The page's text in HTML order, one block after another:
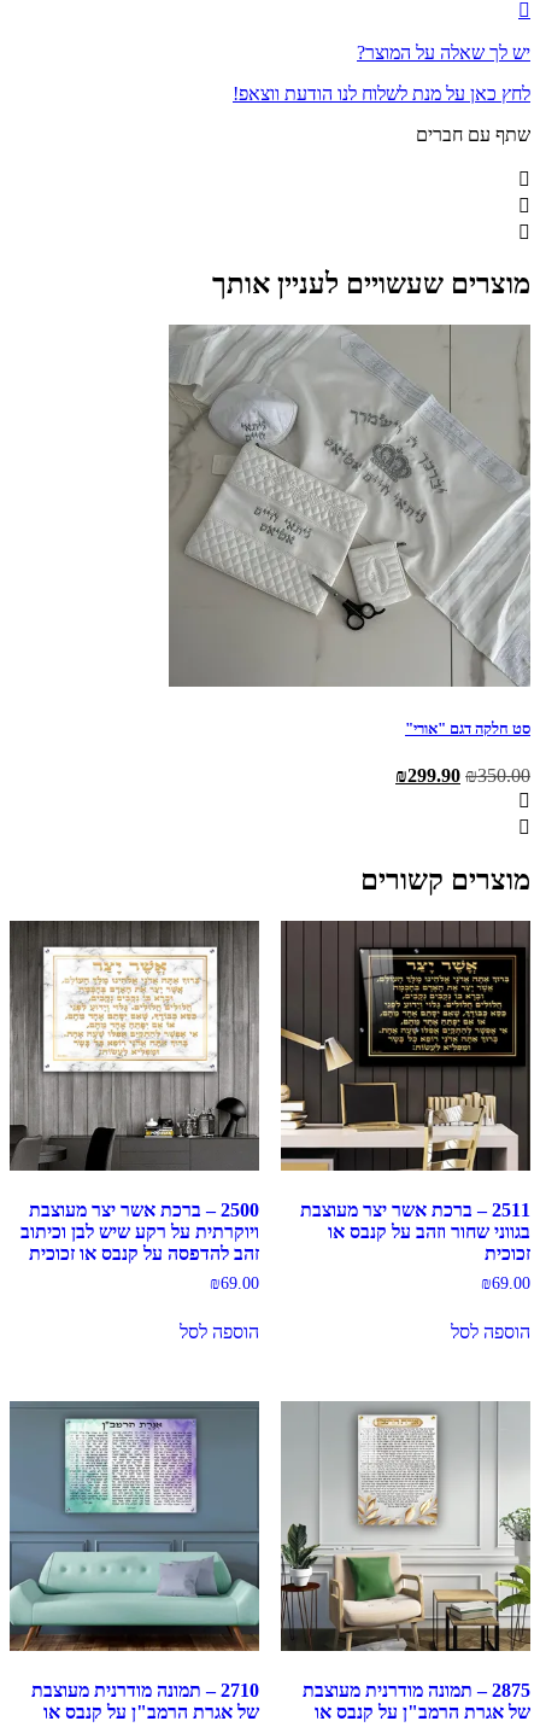
יש לך שאלה על המוצר?
לחץ כאן על מנת לשלוח לנו הודעת ווצאפ!
שתף עם חברים
מוצרים שעשויים לעניין אותך
סט חלקה דגם "אורי"
₪350.00
המחיר ₪299.90
מוצרים קשורים
2511 – ברכת אשר יצר מעוצבת
בגווני שחור וזהב על קנבס או
זכוכית
₪69.00
הוספה לסל
2500 – ברכת אשר יצר מעוצבת
ויוקרתית על רקע שיש לבן וכיתוב
זהב להדפסה על קנבס או זכוכית
₪69.00
הוספה לסל
2875 – תמונה מודרנית מעוצבת
של אגרת הרמב"ן על קנבס או
2710 – תמונה מודרנית מעוצבת
של אגרת הרמב"ן על קנבס או